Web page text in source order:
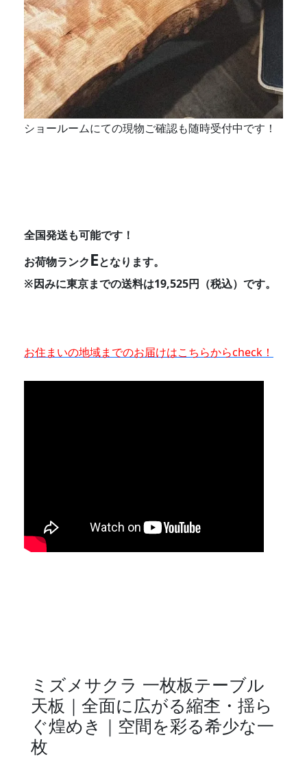
ショールームにての現物ご確認も随時受付中です！
全国発送も可能です！
お荷物ランクEとなります。
※因みに東京までの送料は19,525円（税込）です。
お住まいの地域までのお届けはこちらからcheck！
ミズメサクラ 一枚板テーブル
天板｜全面に広がる縮杢・揺ら
ぐ煌めき｜空間を彩る希少な一
枚